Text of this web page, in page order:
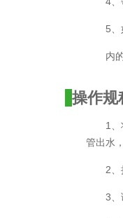
5
内
操作规
1
管出水
2
3、